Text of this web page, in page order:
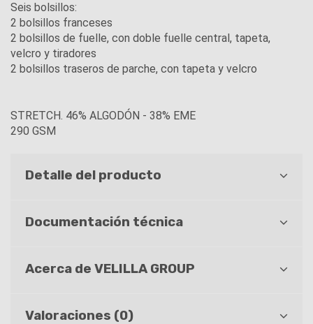
Seis bolsillos:
2 bolsillos franceses
2 bolsillos de fuelle, con doble fuelle central, tapeta,
velcro y tiradores
2 bolsillos traseros de parche, con tapeta y velcro
STRETCH. 46% ALGODÓN - 38% EME
290 GSM
Detalle del producto
Documentación técnica
Acerca de VELILLA GROUP
Valoraciones (0)